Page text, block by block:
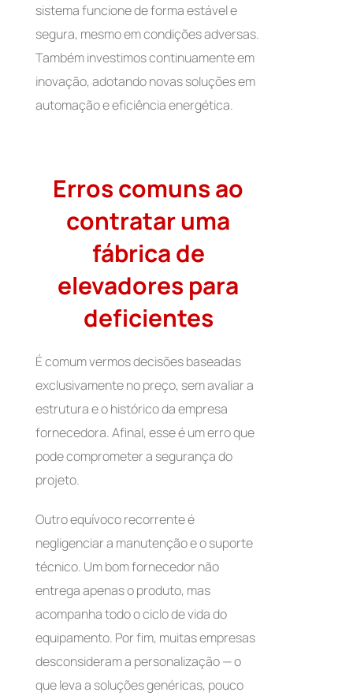
sistema funcione de forma estável e
segura, mesmo em condições adversas.
Também investimos continuamente em
inovação, adotando novas soluções em
automação e eficiência energética.
Erros comuns ao
contratar uma
fábrica de
elevadores para
deficientes
É comum vermos decisões baseadas
exclusivamente no preço, sem avaliar a
estrutura e o histórico da empresa
fornecedora. Afinal, esse é um erro que
pode comprometer a segurança do
projeto.
Outro equívoco recorrente é
negligenciar a manutenção e o suporte
técnico. Um bom fornecedor não
entrega apenas o produto, mas
acompanha todo o ciclo de vida do
equipamento. Por fim, muitas empresas
desconsideram a personalização — o
que leva a soluções genéricas, pouco